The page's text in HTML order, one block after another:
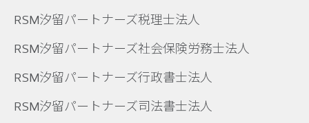
RSM汐留パートナーズ税理士法人
RSM汐留パートナーズ社会保険労務士法人
RSM汐留パートナーズ行政書士法人
RSM汐留パートナーズ司法書士法人